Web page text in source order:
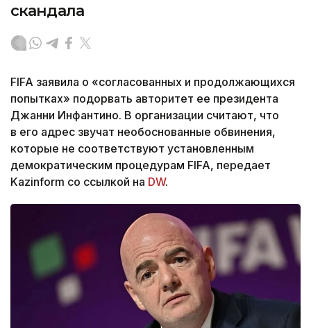
скандала
FIFA заявила о «согласованных и продолжающихся
попытках» подорвать авторитет ее президента
Джанни Инфантино. В организации считают, что
в его адрес звучат необоснованные обвинения,
которые не соответствуют установленным
демократическим процедурам FIFA, передает
Kazinform со ссылкой на DW.